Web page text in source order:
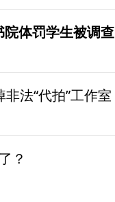
院体罚学生被调查
法“代拍”工作室
？